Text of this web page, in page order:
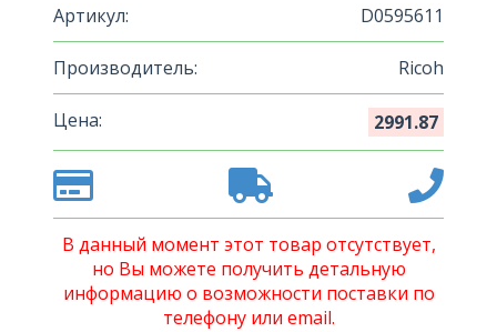
Артикул: D0595611
Производитель: Ricoh
Цена: 2991.87
В данный момент этот товар отсутствует,
но Вы можете получить детальную
информацию о возможности поставки по
телефону или email.